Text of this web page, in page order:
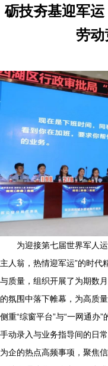
砺技夯基迎军
劳动
为迎接第七届世界军人
主人翁，热情迎军运”的时代
与质量，组织开展了为期数
的氛围中落下帷幕，为高质
侧重“综窗平台”与“一网通办
手动录入与业务指导间的日
为企的热点高频事项，聚焦